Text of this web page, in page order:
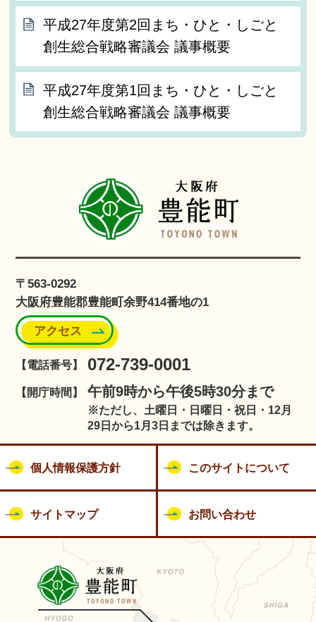
平成27年度第2回まち・ひと・しごと
創生総合戦略審議会 議事概要
平成27年度第1回まち・ひと・しごと
創生総合戦略審議会 議事概要
〒563-0292
大阪府豊能郡豊能町余野414番地の1
アクセス
【電話番号】 072-739-0001
【開庁時間】 午前9時から午後5時30分まで
※ただし、土曜日・日曜日・祝日・12月
29日から1月3日までは除きます。
個人情報保護方針 このサイトについて
サイトマップ お問い合わせ